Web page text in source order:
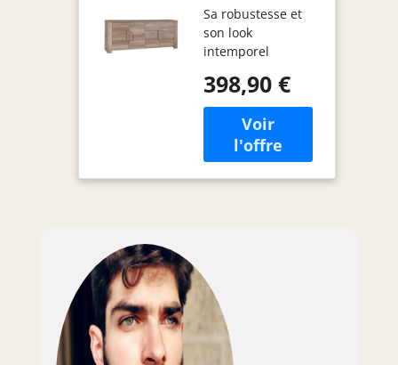
Dab Canyon –
216 x 85 x 47
cm
Sa robustesse et
son look
intemporel
398,90 €